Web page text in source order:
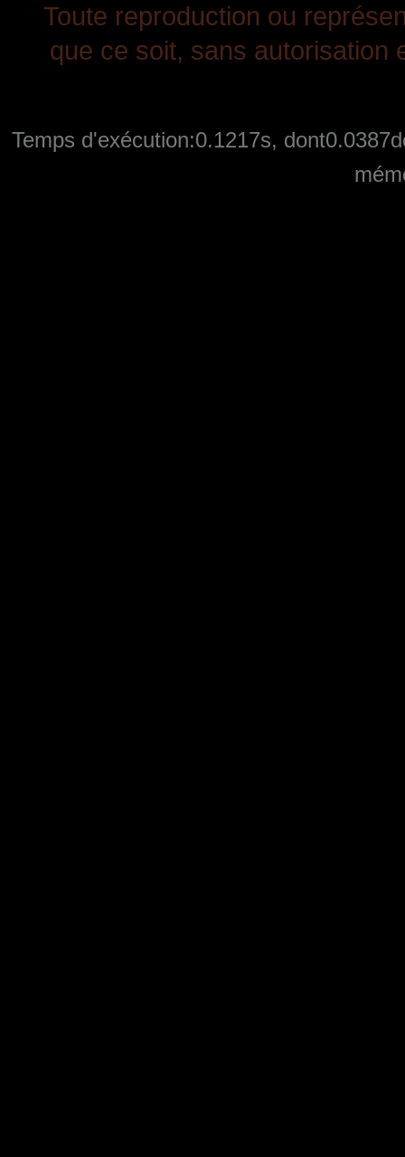
Toute reproduction ou
que ce soit, sans autorisation
Temps d'exécution:0.1217s,